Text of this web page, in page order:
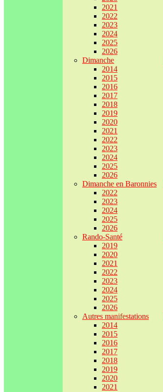
2021
2022
2023
2024
2025
2026
Dimanche
2014
2015
2016
2017
2018
2019
2020
2021
2022
2023
2024
2025
2026
Dimanche en Baronnies
2022
2023
2024
2025
2026
Rando-Santé
2019
2020
2021
2022
2023
2024
2025
2026
Autres manifestations
2014
2015
2016
2017
2018
2019
2020
2021